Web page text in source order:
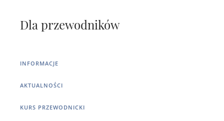
Dla przewodników
INFORMACJE
AKTUALNOŚCI
KURS PRZEWODNICKI